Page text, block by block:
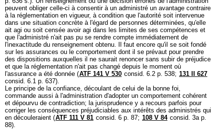
peuvent obliger celle-ci à consentir à un administré un avantage contraire
à la réglementation en vigueur, à condition que l'autorité soit intervenue
dans une situation concrète à l'égard de personnes déterminées, qu'elle
ait agi ou soit censée avoir agi dans les limites de ses compétences et
que l'administré n'ait pas pu se rendre compte immédiatement de
l'inexactitude du renseignement obtenu. Il faut encore qu'il se soit fondé
sur les assurances ou le comportement dont il se prévaut pour prendre
des dispositions auxquelles il ne saurait renoncer sans subir de préjudice
et que la réglementation n'ait pas changé depuis le moment où
l'assurance a été donnée (ATF 141 V 530 consid. 6.2 p. 538; 131 II 627
consid. 6.1 p. 637).
Le principe de la confiance, découlant de celui de la bonne foi,
commande aussi à l'administration d'adopter un comportement cohérent
et dépourvu de contradiction; la jurisprudence y a recours parfois pour
corriger les conséquences préjudiciables aux intérêts des administrés qui
en découleraient (ATF 111 V 81 consid. 6 p. 87; 108 V 84 consid. 3a p.
88).